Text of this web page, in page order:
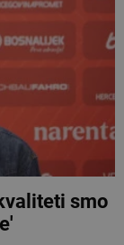
smo